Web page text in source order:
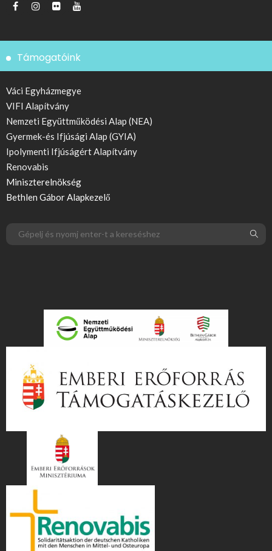
Támogatóink
Váci Egyházmegye
VIFI Alapítvány
Nemzeti Együttműködési Alap (NEA)
Gyermek-és Ifjúsági Alap (GYIA)
Ipolymenti Ifjúságért Alapítvány
Renovabis
Miniszterelnökség
Bethlen Gábor Alapkezelő